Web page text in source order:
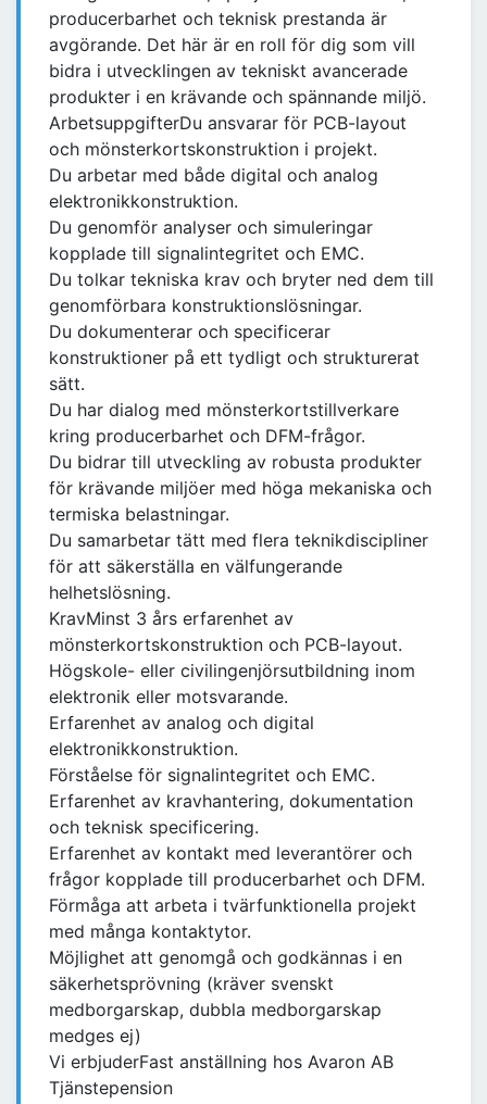
producerbarhet och teknisk prestanda är
avgörande. Det här är en roll för dig som vill
bidra i utvecklingen av tekniskt avancerade
produkter i en krävande och spännande miljö.
ArbetsuppgifterDu ansvarar för PCB-layout
och mönsterkortskonstruktion i projekt.
Du arbetar med både digital och analog
elektronikkonstruktion.
Du genomför analyser och simuleringar
kopplade till signalintegritet och EMC.
Du tolkar tekniska krav och bryter ned dem till
genomförbara konstruktionslösningar.
Du dokumenterar och specificerar
konstruktioner på ett tydligt och strukturerat
sätt.
Du har dialog med mönsterkortstillverkare
kring producerbarhet och DFM-frågor.
Du bidrar till utveckling av robusta produkter
för krävande miljöer med höga mekaniska och
termiska belastningar.
Du samarbetar tätt med flera teknikdiscipliner
för att säkerställa en välfungerande
helhetslösning.
KravMinst 3 års erfarenhet av
mönsterkortskonstruktion och PCB-layout.
Högskole- eller civilingenjörsutbildning inom
elektronik eller motsvarande.
Erfarenhet av analog och digital
elektronikkonstruktion.
Förståelse för signalintegritet och EMC.
Erfarenhet av kravhantering, dokumentation
och teknisk specificering.
Erfarenhet av kontakt med leverantörer och
frågor kopplade till producerbarhet och DFM.
Förmåga att arbeta i tvärfunktionella projekt
med många kontaktytor.
Möjlighet att genomgå och godkännas i en
säkerhetsprövning (kräver svenskt
medborgarskap, dubbla medborgarskap
medges ej)
Vi erbjuderFast anställning hos Avaron AB
Tjänstepension